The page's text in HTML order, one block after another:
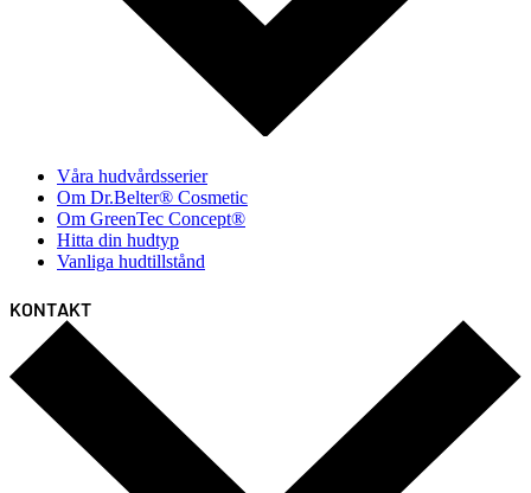
Våra hudvårdsserier
Om Dr.Belter® Cosmetic
Om GreenTec Concept®
Hitta din hudtyp
Vanliga hudtillstånd
KONTAKT